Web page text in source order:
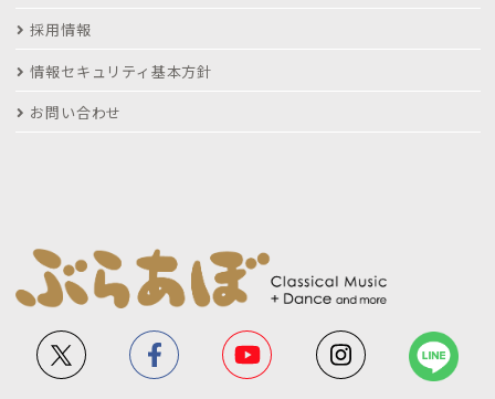
採用情報
情報セキュリティ基本方針
お問い合わせ